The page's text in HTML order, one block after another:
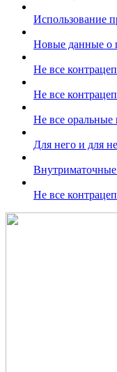
Использование
Новые данные о
Не все
Не все
Не все оральные
Для него и для
Не все